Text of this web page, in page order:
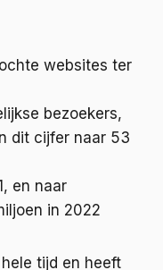
websites ter
bezoekers,
dit cijfer naar 53
en naar
in 2022
tijd en heeft